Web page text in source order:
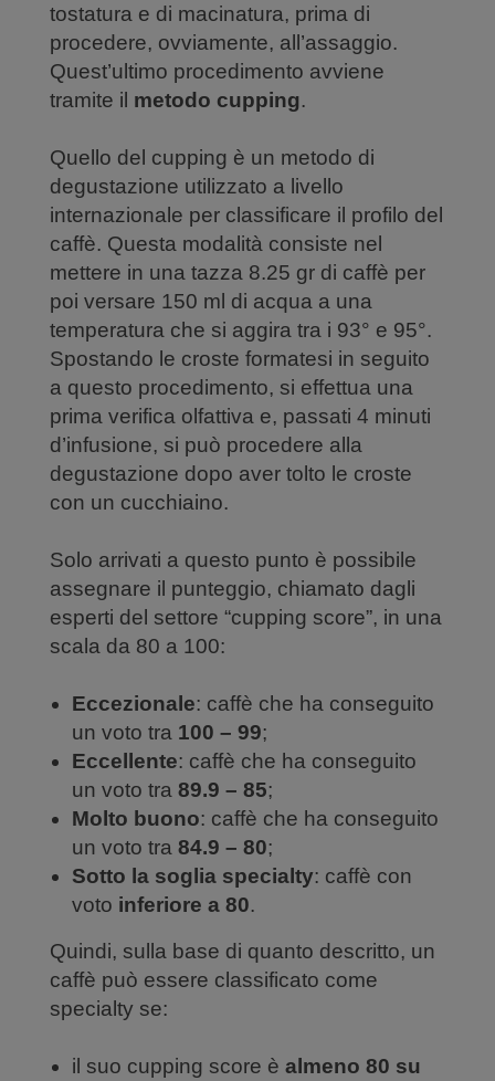
tostatura e di macinatura, prima di
procedere, ovviamente, all’assaggio.
Quest’ultimo procedimento avviene
tramite il metodo cupping.
Quello del cupping è un metodo di
degustazione utilizzato a livello
internazionale per classificare il profilo del
caffè. Questa modalità consiste nel
mettere in una tazza 8.25 gr di caffè per
poi versare 150 ml di acqua a una
temperatura che si aggira tra i 93° e 95°.
Spostando le croste formatesi in seguito
a questo procedimento, si effettua una
prima verifica olfattiva e, passati 4 minuti
d’infusione, si può procedere alla
degustazione dopo aver tolto le croste
con un cucchiaino.
Solo arrivati a questo punto è possibile
assegnare il punteggio, chiamato dagli
esperti del settore “cupping score”, in una
scala da 80 a 100:
Eccezionale: caffè che ha conseguito
un voto tra 100 – 99;
Eccellente: caffè che ha conseguito
un voto tra 89.9 – 85;
Molto buono: caffè che ha conseguito
un voto tra 84.9 – 80;
Sotto la soglia specialty: caffè con
voto inferiore a 80.
Quindi, sulla base di quanto descritto, un
caffè può essere classificato come
specialty se:
il suo cupping score è almeno 80 su